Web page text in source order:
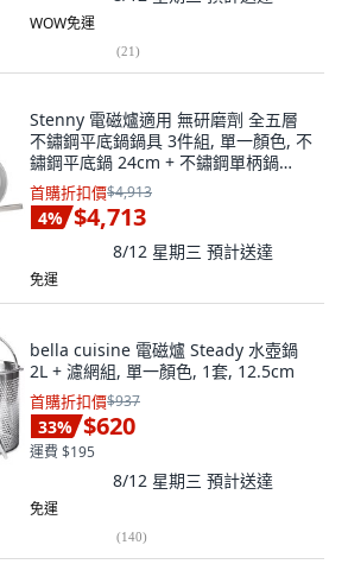
WOW免運
(21)
Stenny 電磁爐適用 無研磨劑 全五層
不鏽鋼平底鍋鍋具 3件組, 單一顏色, 不
鏽鋼平底鍋 24cm + 不鏽鋼單柄鍋
16cm + 雙耳鍋 20cm, 1套
首購折扣價$4,913
4% $4,713
8/12 星期三 預計送達
免運
bella cuisine 電磁爐 Steady 水壺鍋
2L + 濾網組, 單一顏色, 1套, 12.5cm
首購折扣價$937
33% $620
運費 $195
8/12 星期三 預計送達
免運
(140)